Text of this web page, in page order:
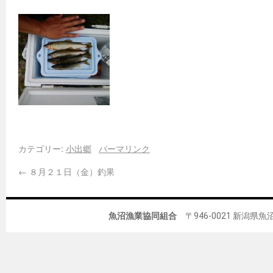
カテゴリー: 小出郷
パーマリンク
← ８月２１日（金）釣果
魚沼漁業協同組合 〒946-0021 新潟県魚